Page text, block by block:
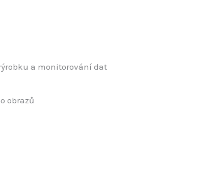
a monitorování dat
obrazů